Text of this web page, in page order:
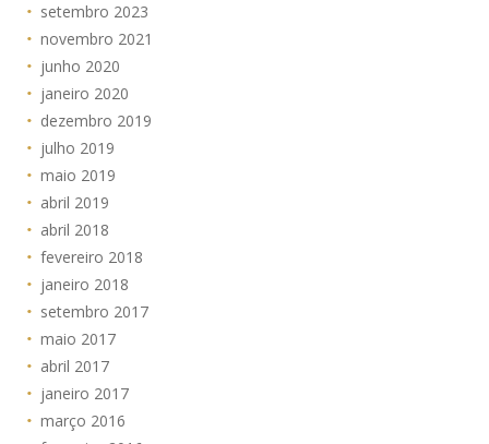
setembro 2023
novembro 2021
junho 2020
janeiro 2020
dezembro 2019
julho 2019
maio 2019
abril 2019
abril 2018
fevereiro 2018
janeiro 2018
setembro 2017
maio 2017
abril 2017
janeiro 2017
março 2016